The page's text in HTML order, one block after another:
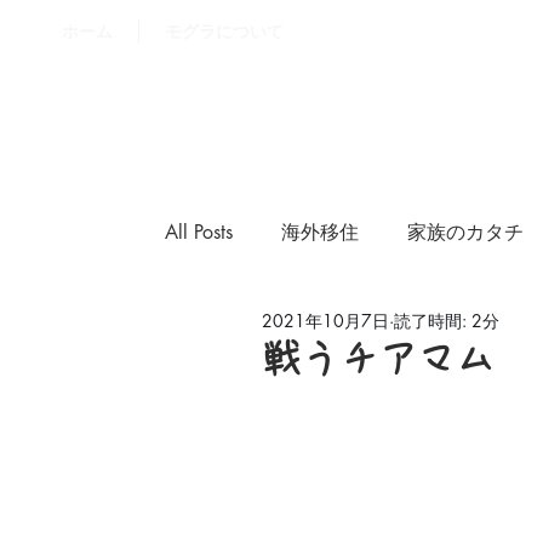
All Posts 海外移住 家族のカタチ
フォトブログ
戦うチアマム
2021年10月7日 読了時間: 2分